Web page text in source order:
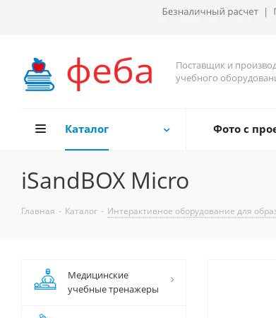
Поставщик и
учебного
Каталог Фото с
iSandBOX Micro
Главная - Каталог - Интерактивное оборудование для
Медицинские
учебные тренажеры